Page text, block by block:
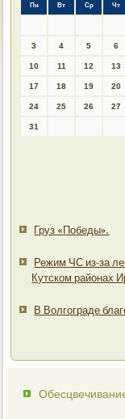
Пн Вт Ср Чт
3 4 5 6
10 11 12 13
17 18 19 20
24 25 26 27
31
Груз «Победы».
Режим ЧС из-за
Кутском районах
В Волгограде